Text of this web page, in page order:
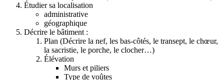
Étudier sa localisation
administrative
géographique
Décrire le bâtiment :
Plan (Décrire la nef, les bas-côtés, le transept, le chœur,
la sacristie, le porche, le clocher…)
Élévation
Murs et piliers
Type de voûtes